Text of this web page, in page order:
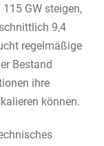
GW steigen,
9,4
regelmäßige
Bestand
ihre
können.